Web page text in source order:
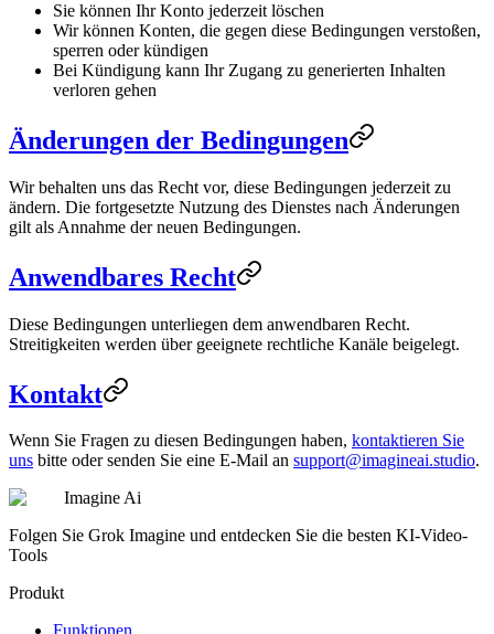
Sie können Ihr Konto jederzeit löschen
Wir können Konten, die gegen diese Bedingungen verstoßen,
sperren oder kündigen
Bei Kündigung kann Ihr Zugang zu generierten Inhalten
verloren gehen
Änderungen der Bedingungen
Wir behalten uns das Recht vor, diese Bedingungen jederzeit zu
ändern. Die fortgesetzte Nutzung des Dienstes nach Änderungen
gilt als Annahme der neuen Bedingungen.
Anwendbares Recht
Diese Bedingungen unterliegen dem anwendbaren Recht.
Streitigkeiten werden über geeignete rechtliche Kanäle beigelegt.
Kontakt
Wenn Sie Fragen zu diesen Bedingungen haben, kontaktieren Sie
uns bitte oder senden Sie eine E-Mail an support@imagineai.studio.
Imagine Ai
Folgen Sie Grok Imagine und entdecken Sie die besten KI-Video-
Tools
Produkt